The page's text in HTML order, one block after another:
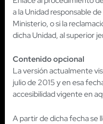
a la Unidad responsable
Ministerio, o si la
dicha Unidad, al superior
Contenido opcional
La versión actualmente
julio de 2015 y en esa
accesibilidad vigente en
A partir de dicha fecha se